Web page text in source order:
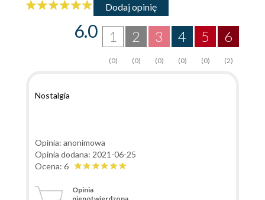
Dodaj opinię
6
(2)
5
(0)
4
(0)
3
(0)
2
(0)
1
(0)
6.0
Nostalgia
Opinia: anonimowa
Opinia dodana: 2021-06-25
Ocena: 6
Opinia